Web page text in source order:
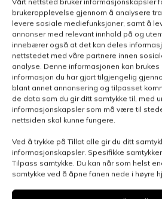
brukeropplevelse gjennom å analysere
levere sosiale mediefunksjoner, samt å
annonser med relevant innhold på og
innebærer også at det kan deles
nettstedet med våre partnere innen
analyse. Denne informasjonen kan
informasjon du har gjort tilgjengelig
blant annet annonsering og tilpasset
de data som du gir ditt samtykke til, med
informasjonskapsler som må være til
nettsiden skal kunne fungere.
Ved å trykke på Tillat alle gir du ditt
informasjonskapsler. Spesifikke
Tilpass samtykke. Du kan når som helst
samtykke ved å åpne fanen nede i høyre
Kontakt oss
Benytt skjemaet for å gjøre
relatert til denne siden, så
innen kort tid.Klikk her for
kontaktpersoner
Kontakt
oss